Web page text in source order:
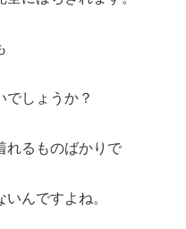
でしょうか？
れるものばかりで
んですよね。